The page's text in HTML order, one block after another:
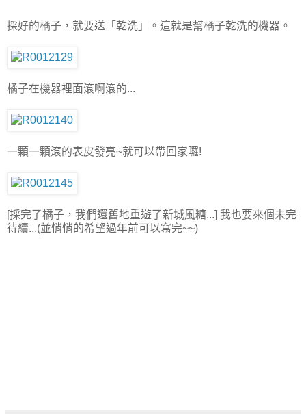
採好的橘子，就要送「乾洗」。這就是幫橘子乾洗的機器。
橘子在機器裡面滾啊滾的...
一顆一顆滾的表皮發亮~就可以帶回家囉!
[採完了橘子，我們還舊地重遊了新城風糖...] 我也要來個未完
待續...(並悄悄的希望過年前可以寫完~~)